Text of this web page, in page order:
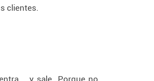
clientes.
y sale. Porque no